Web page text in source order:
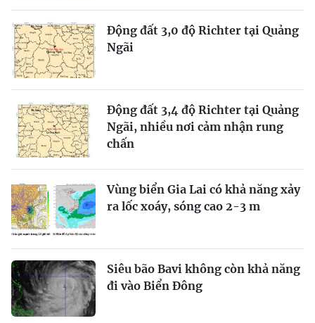
Động đất 3,0 độ Richter tại Quảng
Ngãi
Động đất 3,4 độ Richter tại Quảng
Ngãi, nhiều nơi cảm nhận rung
chấn
Vùng biển Gia Lai có khả năng xảy
ra lốc xoáy, sóng cao 2-3 m
Siêu bão Bavi không còn khả năng
đi vào Biển Đông